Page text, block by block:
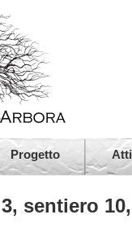
Progetto
sentiero